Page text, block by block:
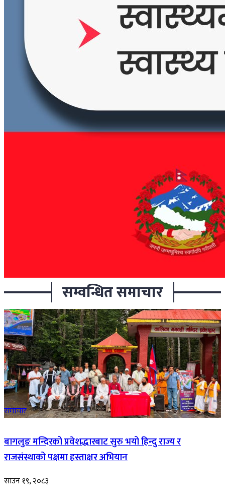
सम्वन्धित समाचार
समाचार
बागलुङ मन्दिरको प्रवेशद्धारबाट सुरु भयो हिन्दु राज्य र
राजसंस्थाको पक्षमा हस्ताक्षर अभियान
साउन १९, २०८३